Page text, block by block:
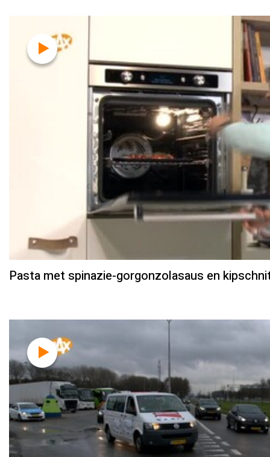
Pasta met spinazie-gorgonzolasaus en